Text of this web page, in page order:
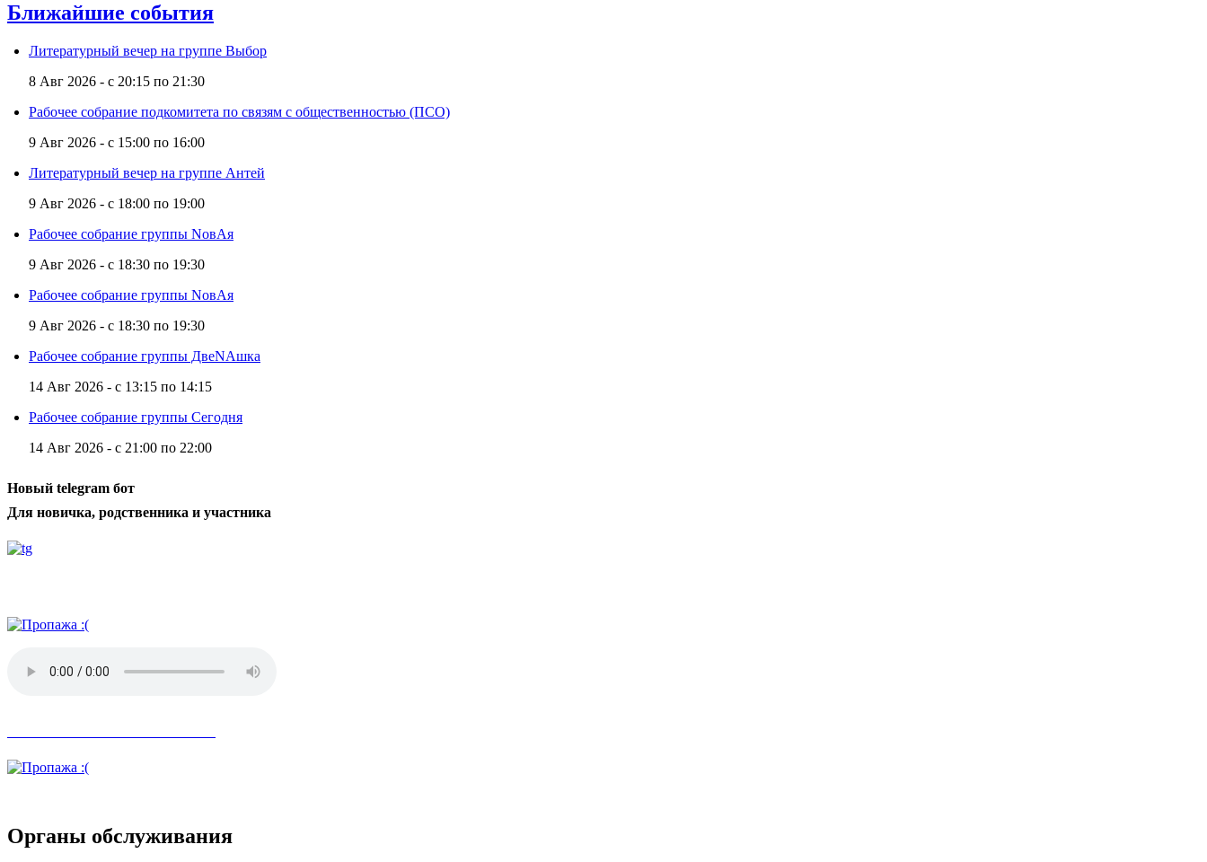
Ближайшие события
Литературный вечер на группе Выбор
8 Авг 2026 - с 20:15 по 21:30
Рабочее собрание подкомитета по связям с общественностью (ПСО)
9 Авг 2026 - с 15:00 по 16:00
Литературный вечер на группе Антей
9 Авг 2026 - с 18:00 по 19:00
Рабочее собрание группы NовАя
9 Авг 2026 - с 18:30 по 19:30
Рабочее собрание группы NовАя
9 Авг 2026 - с 18:30 по 19:30
Рабочее собрание группы ДвеNAшка
14 Авг 2026 - с 13:15 по 14:15
Рабочее собрание группы Сегодня
14 Авг 2026 - с 21:00 по 22:00
Новый telegram бот
Для новичка, родственника и участника
Органы обслуживания